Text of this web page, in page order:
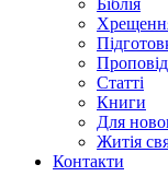
Біблія
Статті
Книги
Для
Житія
Контакти